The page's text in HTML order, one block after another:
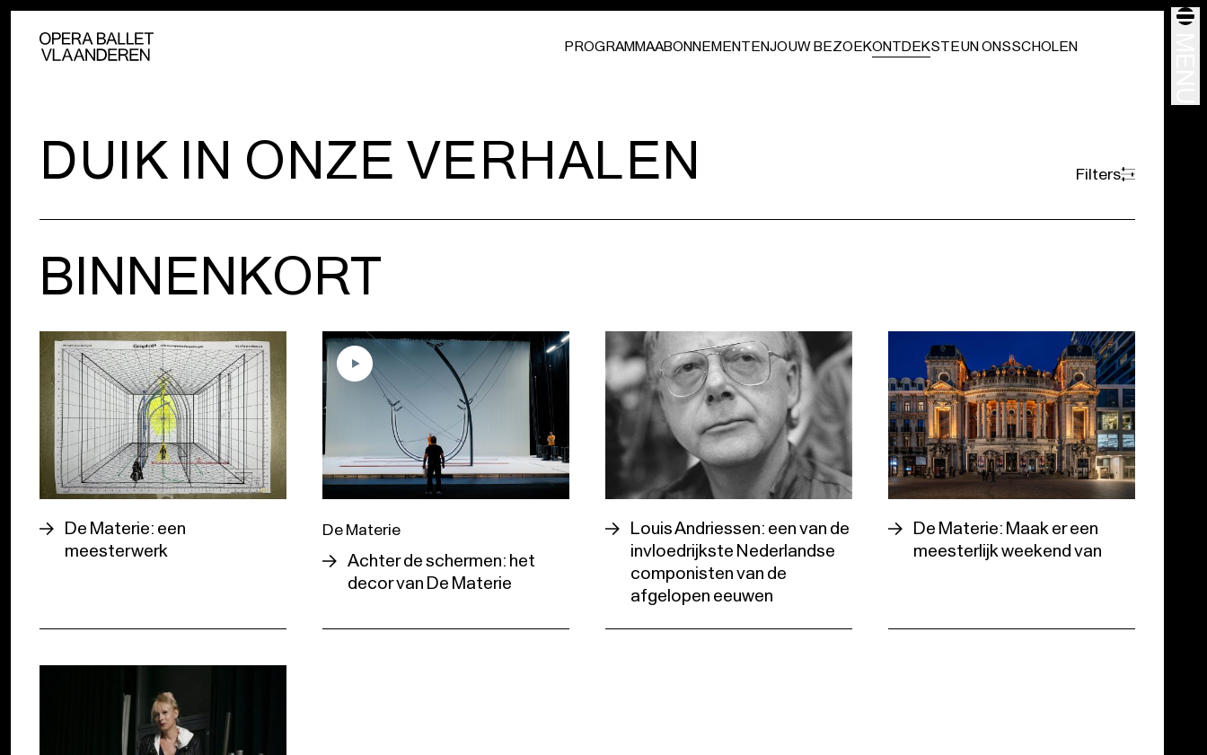
PROGRAMMAABONNEMENTENJOUW BEZOEKONTDEKSTEUN ONSSCHOLEN
DUIK IN ONZE VERHALEN Filters
BINNENKORT
De Materie: een
meesterwerk
De Materie
Achter de schermen: het
decor van De Materie
Louis Andriessen: een van de
invloedrijkste Nederlandse
componisten van de
afgelopen eeuwen
De Materie: Maak er een
meesterlijk weekend van